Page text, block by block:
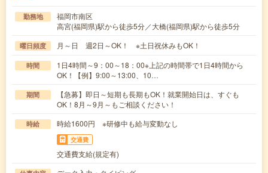
勤務地
福岡市南区
高宮(福岡県)駅から徒歩5分／大橋(福岡県)駅から徒歩5分
曜日頻度 月～日 週2日～OK！ ※土日祝休みもOK！
時間
1日4時間～9：00～18：00※上記の時間帯で1日4時間から
OK！【例】9:00～13:00、10…
期間
【急募】即日～短期も長期もOK！就業開始日は、すぐも
OK！8月～9月～もご相談ください！
時給 時給1600円 ※研修中も給与変動なし
交通費
交通費支給(規定有)